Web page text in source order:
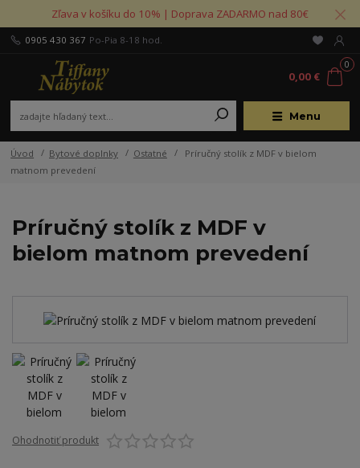
Zľava v košíku do 10% | Doprava ZADARMO nad 80€
Menu
0905 430 367 Po-Pia 8-18 hod.
0
0,00 €
Úvod Bytové doplnky Ostatné
Príručný stolík z MDF v bielom
matnom prevedení
Príručný stolík z MDF v
bielom matnom prevedení
Ohodnotiť produkt